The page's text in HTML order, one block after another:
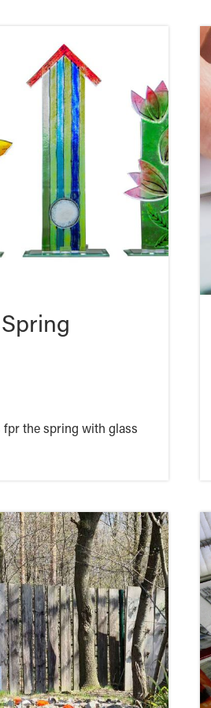
Spring
fpr the spring with glass